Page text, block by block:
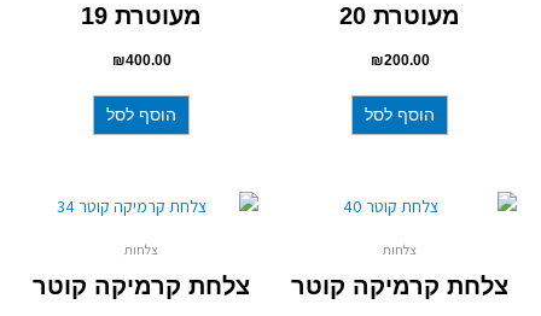
מעוטרת 20
₪200.00
הוסף לסל
מעוטרת 19
₪400.00
הוסף לסל
צלחות
צלחת קרמיקה קוטר
צלחות
צלחת קרמיקה קוטר